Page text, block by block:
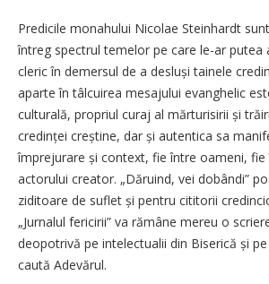
Predicile monahului Nicolae Steinhardt
întreg spectrul temelor pe care le-ar putea
cleric în demersul de a desluși tainele
aparte în tâlcuirea mesajului evanghelic
culturală, propriul curaj al mărturisirii și
credinței creștine, dar și autentica sa
împrejurare și context, fie între oameni,
actorului creator. „Dăruind, vei dobândi”
ziditoare de suflet și pentru cititorii
„Jurnalul fericirii” va rămâne mereu o
deopotrivă pe intelectualii din Biserică și
caută Adevărul.